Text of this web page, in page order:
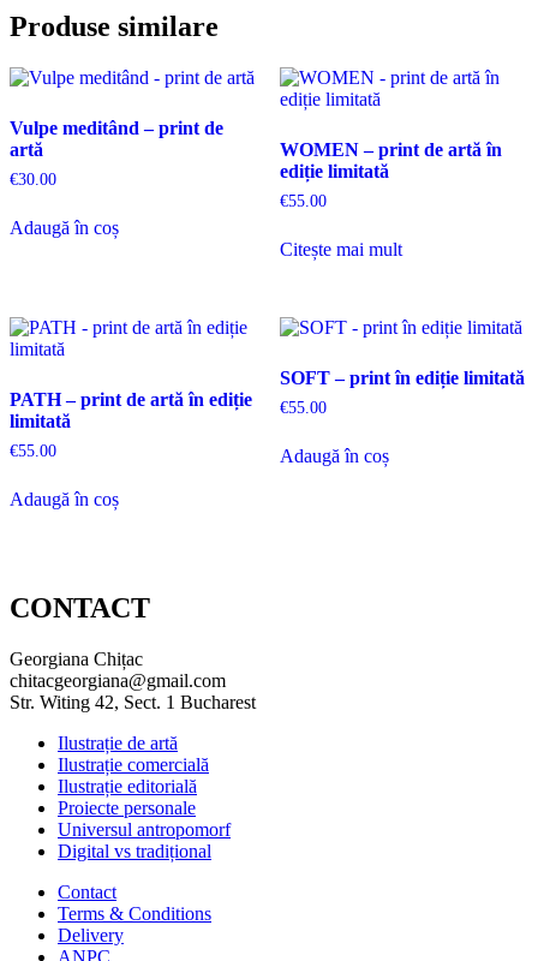
Produse similare
Vulpe meditând – print de
artă
€30.00
Adaugă în coș
WOMEN – print de artă în
ediție limitată
€55.00
Citește mai mult
PATH – print de artă în ediție
limitată
€55.00
Adaugă în coș
SOFT – print în ediție limitată
€55.00
Adaugă în coș
CONTACT
Georgiana Chițac
chitacgeorgiana@gmail.com
Str. Witing 42, Sect. 1 Bucharest
Ilustrație de artă
Ilustrație comercială
Ilustrație editorială
Proiecte personale
Universul antropomorf
Digital vs tradițional
Contact
Terms & Conditions
Delivery
ANPC